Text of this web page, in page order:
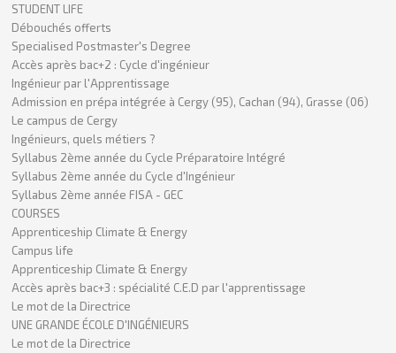
STUDENT LIFE
Débouchés offerts
Specialised Postmaster's Degree
Accès après bac+2 : Cycle d'ingénieur
Ingénieur par l'Apprentissage
Admission en prépa intégrée à Cergy (95), Cachan (94), Grasse (06)
Le campus de Cergy
Ingénieurs, quels métiers ?
Syllabus 2ème année du Cycle Préparatoire Intégré
Syllabus 2ème année du Cycle d'Ingénieur
Syllabus 2ème année FISA - GEC
COURSES
Apprenticeship Climate & Energy
Campus life
Apprenticeship Climate & Energy
Accès après bac+3 : spécialité C.E.D par l'apprentissage
Le mot de la Directrice
UNE GRANDE ÉCOLE D'INGÉNIEURS
Le mot de la Directrice